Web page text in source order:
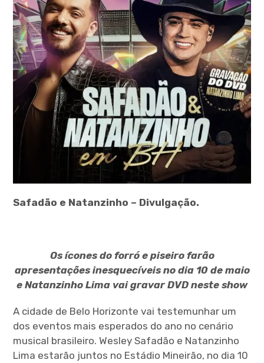
Safadão e Natanzinho – Divulgação.
Os ícones do forró e piseiro farão
apresentações inesquecíveis no dia 10 de maio
e Natanzinho Lima vai gravar DVD neste show
A cidade de Belo Horizonte vai testemunhar um
dos eventos mais esperados do ano no cenário
musical brasileiro. Wesley Safadão e Natanzinho
Lima estarão juntos no Estádio Mineirão, no dia 10